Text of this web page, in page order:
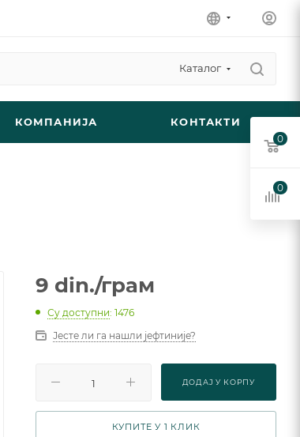
Каталог
КОМПАНИЈА КОНТАКТИ
9 din./грам
Су доступни: 1476
Јесте ли га нашли јефтиније?
ДОДАJ У КОРПУ
КУПИТЕ У 1 КЛИК
0
0